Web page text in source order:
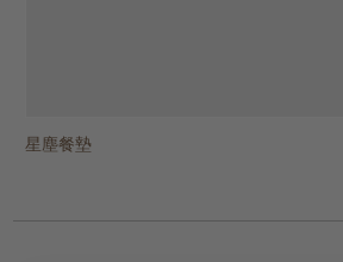
星塵餐墊
葉形餐墊
藤蔓餐墊
Hong Kong design 城市情懷印花茶巾
Hong Kong design 城市情懷印花水杯禮品套裝
經典洗碗巾 - 一套四條
奢華洗碗巾 - 一套三條
當代洗碗巾 - 一套四條
復古戈登茶巾
凹槽花紋水杯